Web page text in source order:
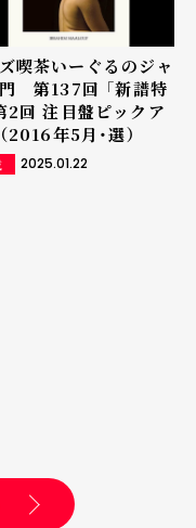
喫茶いーぐるのジャ
第137回 「新譜特
2回 注目盤ピックア
2016年5月・選）
2025.01.22